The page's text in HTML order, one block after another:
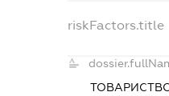
riskFactors.title